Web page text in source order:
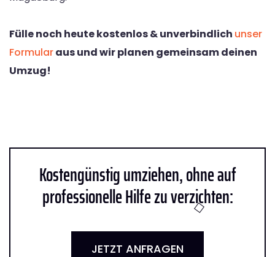
Fülle noch heute kostenlos & unverbindlich unser
Formularaus und wir planen gemeinsam deinen
Umzug!
Kostengünstig umziehen, ohne auf
professionelle Hilfe zu verzichten:
JETZT ANFRAGEN